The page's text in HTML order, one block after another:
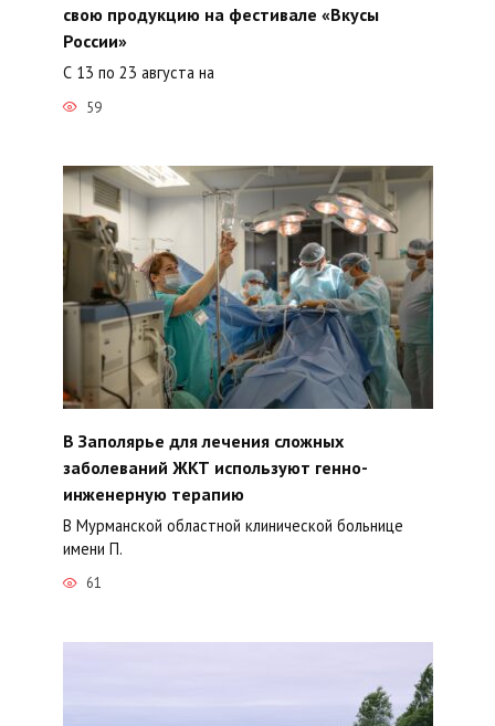
свою продукцию на фестивале «Вкусы
России»
С 13 по 23 августа на
59
В Заполярье для лечения сложных
заболеваний ЖКТ используют генно-
инженерную терапию
В Мурманской областной клинической больнице
имени П.
61